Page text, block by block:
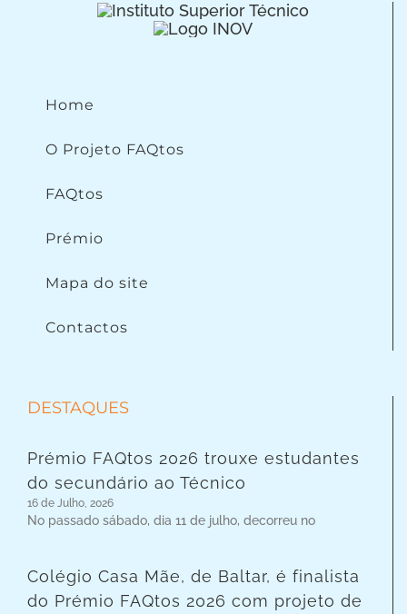
Home
O Projeto FAQtos
FAQtos
Prémio
Mapa do site
Contactos
DESTAQUES
Prémio FAQtos 2026 trouxe estudantes
do secundário ao Técnico
16 de Julho, 2026
No passado sábado, dia 11 de julho, decorreu no
Colégio Casa Mãe, de Baltar, é finalista
do Prémio FAQtos 2026 com projeto de